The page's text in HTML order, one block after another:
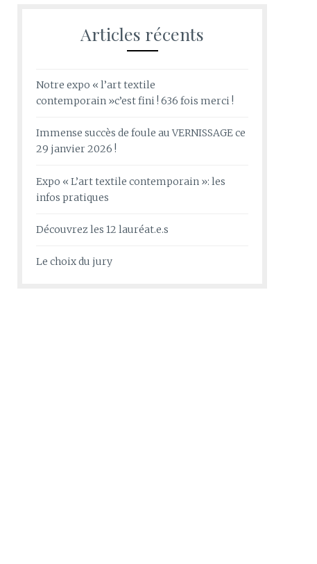
Articles récents
Notre expo « l’art textile
contemporain »c’est fini ! 636 fois merci !
Immense succès de foule au VERNISSAGE ce
29 janvier 2026 !
Expo « L’art textile contemporain »: les
infos pratiques
Découvrez les 12 lauréat.e.s
Le choix du jury